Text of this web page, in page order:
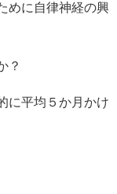
めに自律神経の興
？
に平均５か月かけ